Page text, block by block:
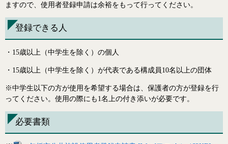
ますので、使用者登録申請は余裕をもって行ってください。
登録できる人
・15歳以上（中学生を除く）の個人
・15歳以上（中学生を除く）が代表である構成員10名以上の団体
※中学生以下の方が使用を希望する場合は、保護者の方が登録を行
ってください。使用の際にも1名上の付き添いが必要です。
必要書類